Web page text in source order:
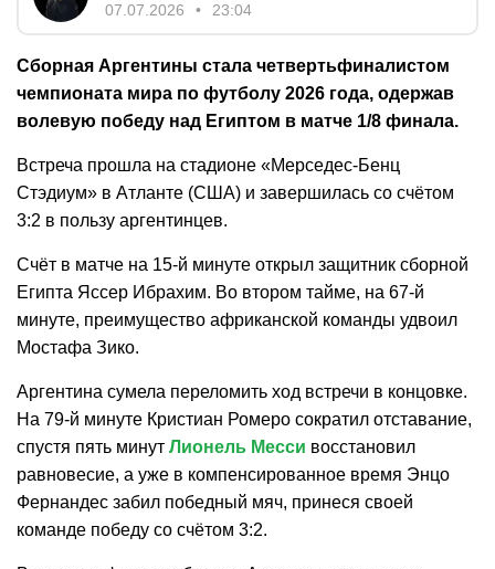
07.07.2026 23:04
Сборная Аргентины стала четвертьфиналистом
чемпионата мира по футболу 2026 года, одержав
волевую победу над Египтом в матче 1/8 финала.
Встреча прошла на стадионе «Мерседес-Бенц
Стэдиум» в Атланте (США) и завершилась со счётом
3:2 в пользу аргентинцев.
Счёт в матче на 15-й минуте открыл защитник сборной
Египта Яссер Ибрахим. Во втором тайме, на 67-й
минуте, преимущество африканской команды удвоил
Мостафа Зико.
Аргентина сумела переломить ход встречи в концовке.
На 79-й минуте Кристиан Ромеро сократил отставание,
спустя пять минут Лионель Месси восстановил
равновесие, а уже в компенсированное время Энцо
Фернандес забил победный мяч, принеся своей
команде победу со счётом 3:2.